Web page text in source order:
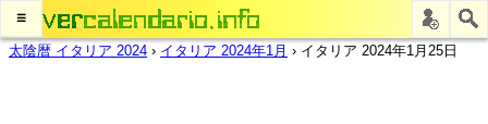
≡
太陰暦 イタリア 2024 › イタリア 2024年1月 › イタリア 2024年1月25日